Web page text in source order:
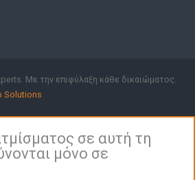
Με την επιφύλαξη κάθε δικαιώματος.
Solutions
σε αυτή τη
μόνο σε